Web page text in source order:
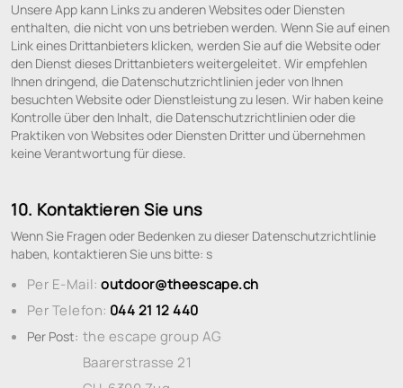
Unsere App kann Links zu anderen Websites oder Diensten
enthalten, die nicht von uns betrieben werden. Wenn Sie auf einen
Link eines Drittanbieters klicken, werden Sie auf die Website oder
den Dienst dieses Drittanbieters weitergeleitet. Wir empfehlen
Ihnen dringend, die Datenschutzrichtlinien jeder von Ihnen
besuchten Website oder Dienstleistung zu lesen. Wir haben keine
Kontrolle über den Inhalt, die Datenschutzrichtlinien oder die
Praktiken von Websites oder Diensten Dritter und übernehmen
keine Verantwortung für diese.
10. Kontaktieren Sie uns
Wenn Sie Fragen oder Bedenken zu dieser Datenschutzrichtlinie
haben, kontaktieren Sie uns bitte: s
Per E-Mail:outdoor@theescape.ch
Per Telefon: 044 21 12 440
Per Post: the escape group AG
Baarerstrasse 21